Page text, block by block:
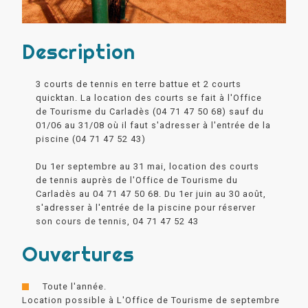
Description
3 courts de tennis en terre battue et 2 courts
quicktan. La location des courts se fait à l'Office
de Tourisme du Carladès (04 71 47 50 68) sauf du
01/06 au 31/08 où il faut s'adresser à l'entrée de la
piscine (04 71 47 52 43)
Du 1er septembre au 31 mai, location des courts
de tennis auprès de l'Office de Tourisme du
Carladès au 04 71 47 50 68. Du 1er juin au 30 août,
s'adresser à l'entrée de la piscine pour réserver
son cours de tennis, 04 71 47 52 43
Ouvertures
Toute l'année.
Location possible à L'Office de Tourisme de septembre